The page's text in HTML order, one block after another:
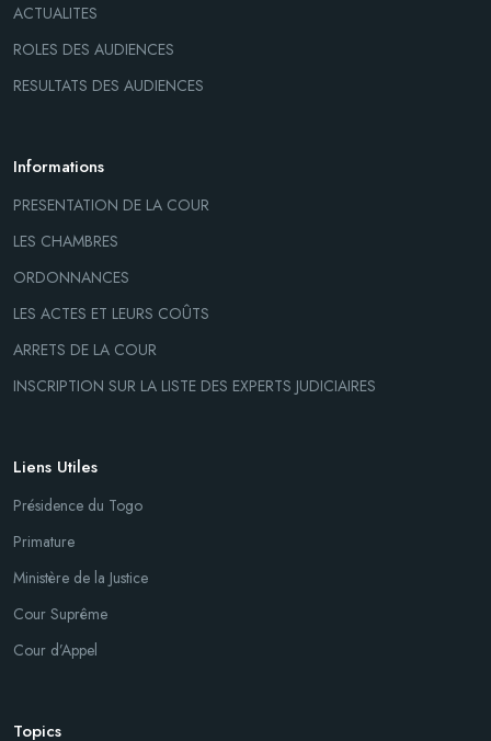
ACTUALITES
ROLES DES AUDIENCES
RESULTATS DES AUDIENCES
Informations
PRESENTATION DE LA COUR
LES CHAMBRES
ORDONNANCES
LES ACTES ET LEURS COÛTS
ARRETS DE LA COUR
INSCRIPTION SUR LA LISTE DES EXPERTS JUDICIAIRES
Liens Utiles
Présidence du Togo
Primature
Ministère de la Justice
Cour Suprême
Cour d’Appel
Topics